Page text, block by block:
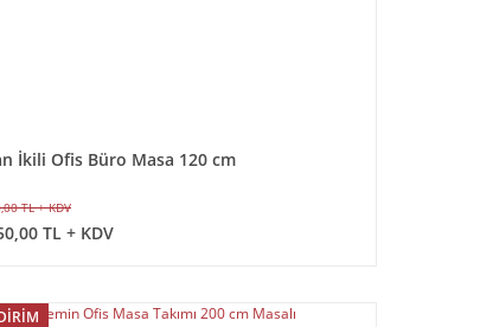
İkili Ofis Büro Masa 120 cm
TL + KDV
TL + KDV